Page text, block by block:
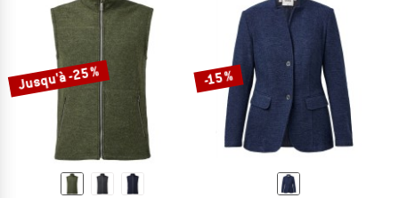
Jusqu'à -25 % -15 %